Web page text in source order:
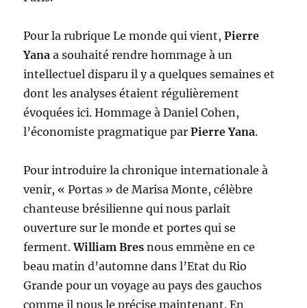
Pour la rubrique Le monde qui vient,Pierre
Yana a souhaité rendre hommage à un
intellectuel disparu il y a quelques semaines et
dont les analyses étaient régulièrement
évoquées ici. Hommage à Daniel Cohen,
l’économiste pragmatique parPierre Yana.
Pour introduire la chronique internationale à
venir, « Portas » de Marisa Monte, célèbre
chanteuse brésilienne qui nous parlait
ouverture sur le monde et portes qui se
ferment.William Bres nous emmène en ce
beau matin d’automne dans l’Etat du Rio
Grande pour un voyage au pays des gauchos
comme il nous le précise maintenant. En